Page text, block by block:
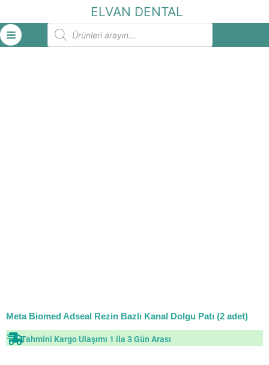
ELVAN DENTAL
Products
search
Meta Biomed Adseal Rezin Bazlı Kanal Dolgu Patı (2 adet)
Tahmini Kargo Ulaşımı 1 ila 3 Gün Arası